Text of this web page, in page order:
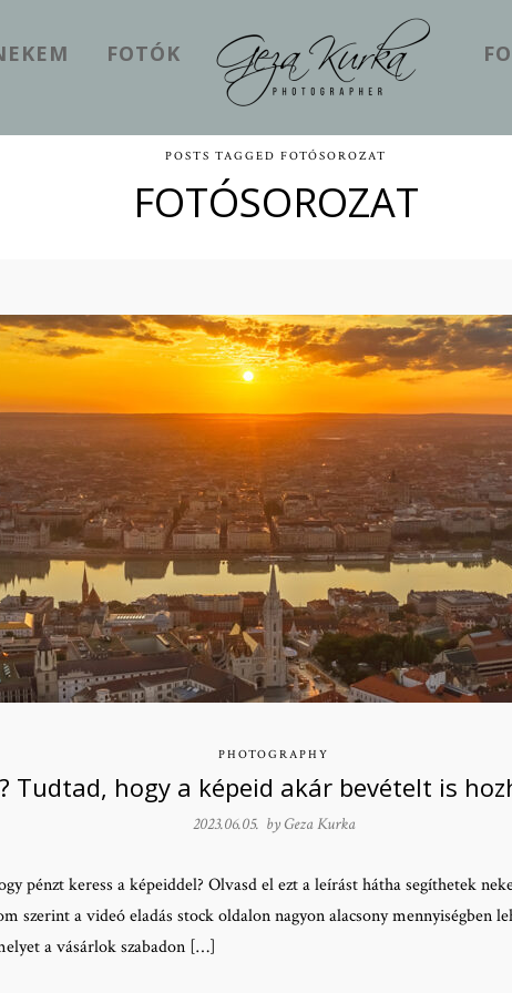
FOTÓK
POSTS TAGGED FOTÓSOROZAT
FOTÓSOROZAT
PHOTOGRAPHY
Tudtad, hogy a képeid akár bevételt is
2023.06.05. by Geza Kurka
pénzt keress a képeiddel? Olvasd el ezt a leírást hátha segíthetek
szerint a videó eladás stock oldalon nagyon alacsony mennyiségben
a vásárlok szabadon […]